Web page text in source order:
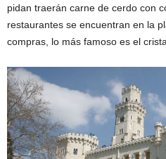
pidan traerán carne de cerdo con
restaurantes se encuentran en la
compras, lo más famoso es el